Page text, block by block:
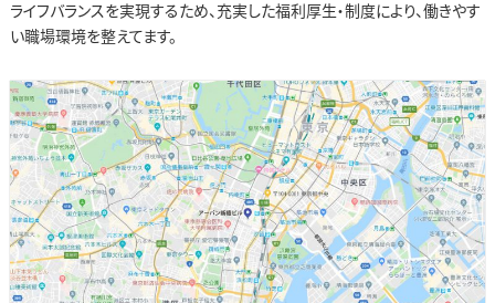
ライフバランスを実現するため、充実した福利厚生・制度により、働きやす
い職場環境を整えてます。